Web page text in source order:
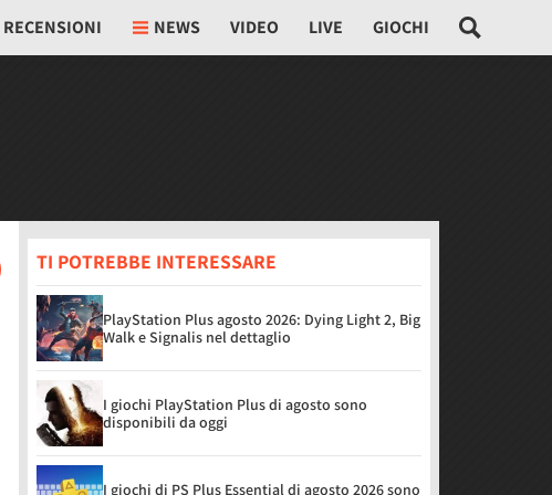
RECENSIONI NEWS VIDEO LIVE GIOCHI
TI POTREBBE INTERESSARE
PlayStation Plus agosto 2026: Dying Light 2, Big
Walk e Signalis nel dettaglio
I giochi PlayStation Plus di agosto sono
disponibili da oggi
I giochi di PS Plus Essential di agosto 2026 sono